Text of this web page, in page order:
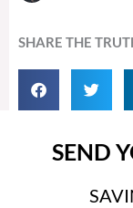
SHARE THE
SEND